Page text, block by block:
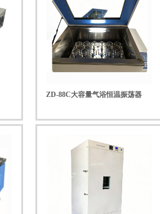
ZD-88C大容量气浴恒温振荡器